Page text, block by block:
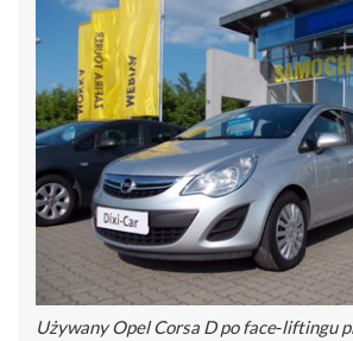
Używany Opel Corsa D po face‑liftingu